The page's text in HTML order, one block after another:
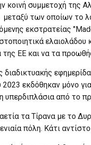
συμμετοχή της
των οποίων το
εκστρατείας
ΕΕ και να τα
εκδόθηκαν μόνο
υπερδιπλάσια από το
τα Τίρανα με το
πόλη. Κάτι